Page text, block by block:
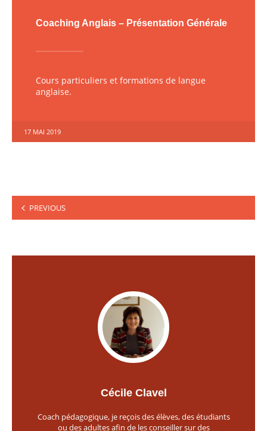
Coaching Anglais – Présentation Générale
Cours particuliers et formations de langue
anglaise.
17 MAI 2019
Pagination
desPREVIOUS
Cécile Clavel
Coach pédagogique, je reçois des élèves, des étudiants
ou des adultes afin de les conseiller sur des